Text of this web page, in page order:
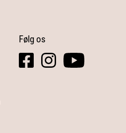
Følg os
facebook
square
instagramyoutube